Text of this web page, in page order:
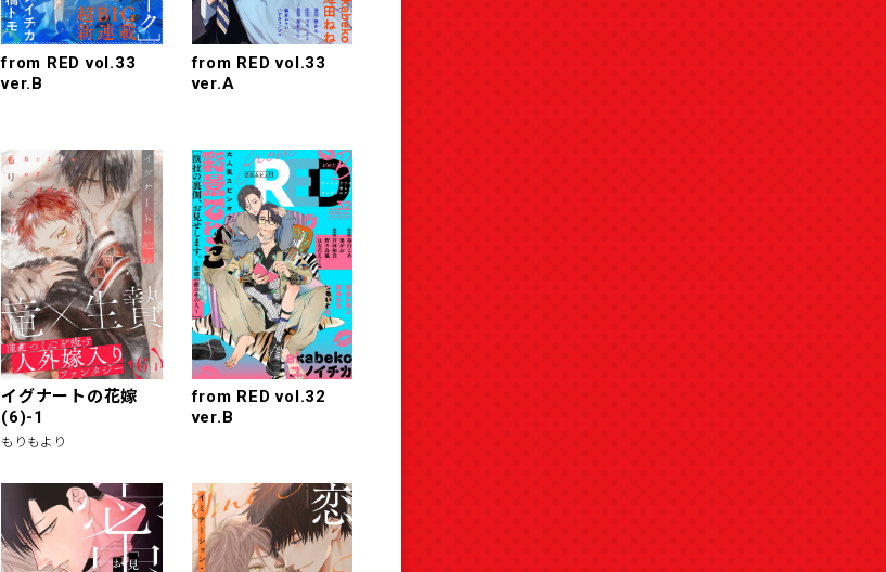
from RED vol.33
ver.B
from RED vol.33
ver.A
イグナートの花嫁
(6)-1
もりもより
from RED vol.32
ver.B